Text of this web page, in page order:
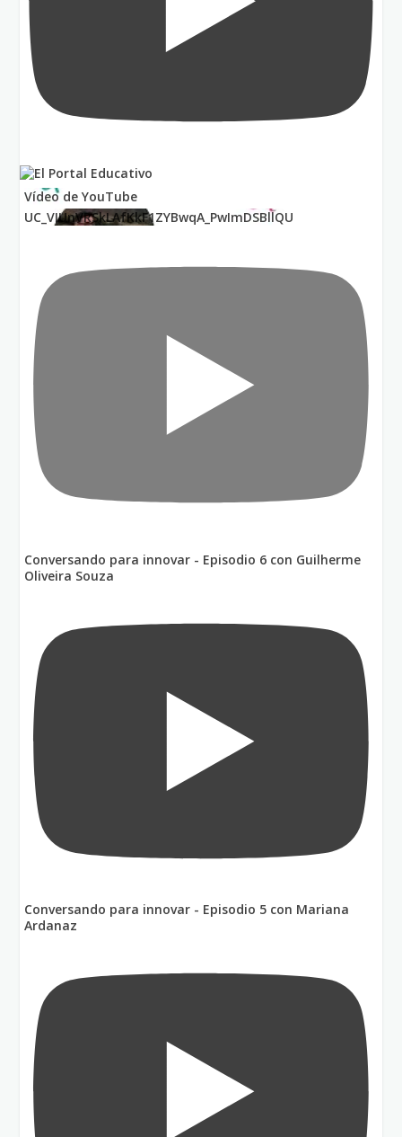
Vídeo de YouTube
UC_VIUnVRSkLAfKkF1ZYBwqA_PwImDSBllQU
Conversando para innovar - Episodio 6 con Guilherme
Oliveira Souza
Conversando para innovar - Episodio 5 con Mariana
Ardanaz